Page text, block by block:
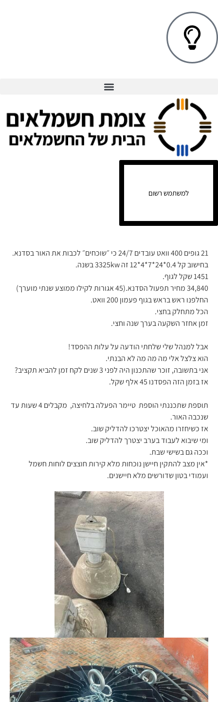
למשתמש רשום
21 גופים 400 וואט עובדים 24/7 כי ״שוכחים״ לכבות את האור בסדנא.
בחישוב קל 0.4*24*7*4*12 זה 3325kw בשנה.
1451 שקל לגוף.
34,840 מחיר תפעול הסדנא.(45 אגורות לקילו ממוצע שנתי מוערך)
החלפנו ראש בראש בגוף פעמון 200 וואט.
הכל מתחלק בחצי.
זמן אחזר השקעה בערך שנה וחצי.
אבל למנהל שלי שלחתי הודעה על עלות ההפסד!
הוא צלצל אלי מה מה מה לא הבנתי.
אני בתשובה, זוכר שהתכנון היה לפני 3 שנים לקח זמן להביא תקציב?
אז בזמן הזה הפסדנו 45 אלף שקל.
תוספת שתכננתי הוספת טיימר הפעלה בלחיצה, מקבלים 4 שעות עד
שנכבה האור.
אז כשיחזרו מהאוכל יצטרכו להדליק שוב.
ומי שיבוא לעבוד בערב יצטרך להדליק שוב.
וככה גם בשישי שבת.
*אין מצב להתקין חיישן נוכחות מלא קירות חוצצים לוחות חשמל
ועמודי בטון שדורשים מלא חיישנים.